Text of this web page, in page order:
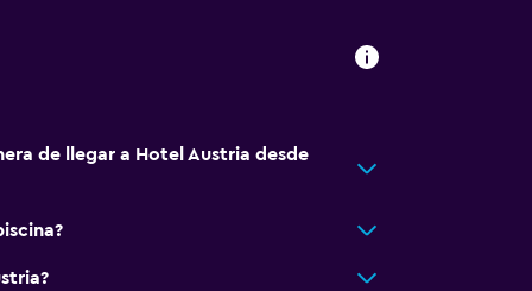
de llegar a Hotel Austria desde